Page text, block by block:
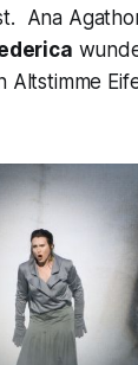
Ana
Altstimme